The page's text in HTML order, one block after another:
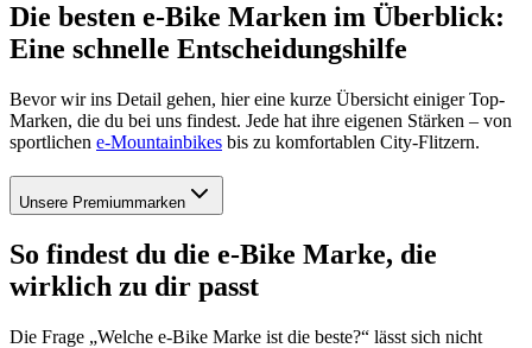
Die besten e-Bike Marken im Überblick:
Eine schnelle Entscheidungshilfe
Bevor wir ins Detail gehen, hier eine kurze Übersicht einiger Top-
Marken, die du bei uns findest. Jede hat ihre eigenen Stärken – von
sportlichen e-Mountainbikes bis zu komfortablen City-Flitzern.
Unsere Premiummarken
So findest du die e-Bike Marke, die
wirklich zu dir passt
Die Frage „Welche e-Bike Marke ist die beste?“ lässt sich nicht